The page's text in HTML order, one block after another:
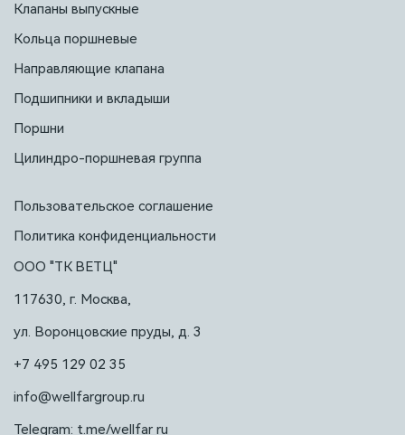
Клапаны выпускные
Кольца поршневые
Направляющие клапана
Подшипники и вкладыши
Поршни
Цилиндро-поршневая группа
Пользовательское соглашение
Политика конфиденциальности
ООО "ТК ВЕТЦ"
117630, г. Москва,
ул. Воронцовские пруды, д. 3
+7 495 129 02 35
info@wellfargroup.ru
Telegram: t.me/wellfar_ru